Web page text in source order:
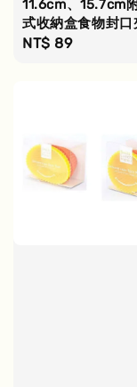
11.6cm、15.7cm
式收納盒食物封口
Regular
NT$ 89